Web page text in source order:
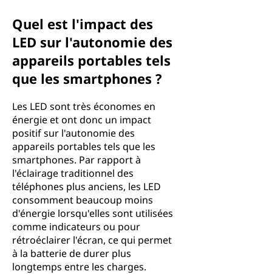
Quel est l'impact des
LED sur l'autonomie des
appareils portables tels
que les smartphones ?
Les LED sont très économes en
énergie et ont donc un impact
positif sur l'autonomie des
appareils portables tels que les
smartphones. Par rapport à
l'éclairage traditionnel des
téléphones plus anciens, les LED
consomment beaucoup moins
d'énergie lorsqu'elles sont utilisées
comme indicateurs ou pour
rétroéclairer l'écran, ce qui permet
à la batterie de durer plus
longtemps entre les charges.